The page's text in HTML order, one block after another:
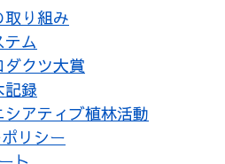
り組み
ム
ダクツ大賞
記録
アティブ植林活動
リシー